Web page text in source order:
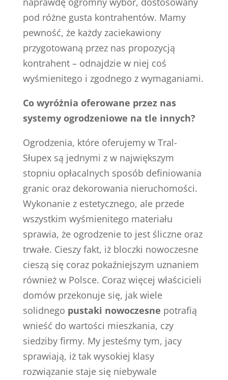
pod różne gusta kontrahentów. Mamy
pewność, że każdy zaciekawiony
przygotowaną przez nas propozycją
kontrahent – odnajdzie w niej coś
wyśmienitego i zgodnego z wymaganiami.
Co wyróżnia oferowane przez nas
systemy ogrodzeniowe na tle innych?
Ogrodzenia, które oferujemy w Tral-
Słupex są jednymi z w największym
stopniu opłacalnych sposób definiowania
granic oraz dekorowania nieruchomości.
Wykonanie z estetycznego, ale przede
wszystkim wyśmienitego materiału
sprawia, że ogrodzenie to jest śliczne oraz
trwałe. Cieszy fakt, iż bloczki nowoczesne
cieszą się coraz pokaźniejszym uznaniem
również w Polsce. Coraz więcej właścicieli
domów przekonuje się, jak wiele
solidnego pustaki nowoczesne potrafią
wnieść do wartości mieszkania, czy
siedziby firmy. My jesteśmy tym, jacy
sprawiają, iż tak wysokiej klasy
rozwiązanie staje się niebywale